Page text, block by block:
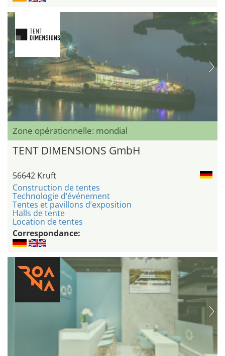
Zone opérationnelle: mondial
TENT DIMENSIONS GmbH
56642 Kruft
Construction de tentes
Technologie d’événement
Tentes et pavillons d’exposition
Halls de tente
Location de tentes
Correspondance: